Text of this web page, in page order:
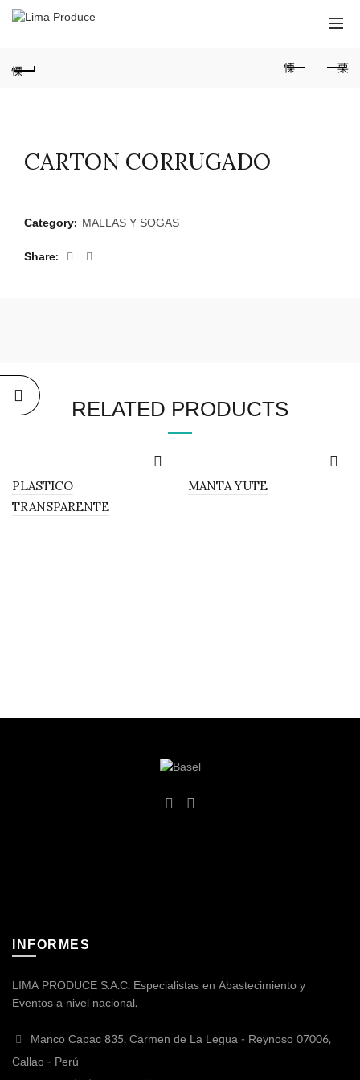
CARTON CORRUGADO
Category: MALLAS Y SOGAS
Share
RELATED PRODUCTS
PLASTICO
TRANSPARENTE
MANTA YUTE
INFORMES
LIMA PRODUCE S.A.C. Especialistas en Abastecimiento y
Eventos a nivel nacional.
Manco Capac 835, Carmen de La Legua - Reynoso 07006,
Callao - Perú